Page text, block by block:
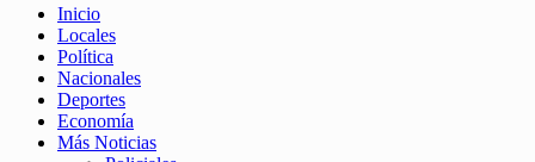
Inicio
Locales
Política
Nacionales
Deportes
Economía
Más Noticias